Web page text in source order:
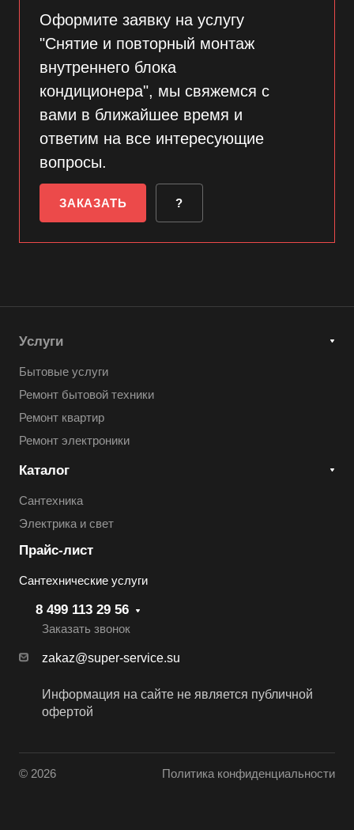
Оформите заявку на услугу
"Снятие и повторный монтаж
внутреннего блока
кондиционера", мы свяжемся с
вами в ближайшее время и
ответим на все интересующие
вопросы.
ЗАКАЗАТЬ ?
Услуги
Бытовые услуги
Ремонт бытовой техники
Ремонт квартир
Ремонт электроники
Каталог
Сантехника
Электрика и свет
Прайс-лист
Сантехнические услуги
8 499 113 29 56
Заказать звонок
zakaz@super-service.su
Информация на сайте не является публичной
офертой
© 2026 Политика конфиденциальности